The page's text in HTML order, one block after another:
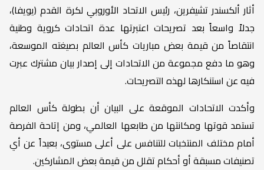
أثار ألكسندر تشيفرين، رئيس الاتحاد الأوروبي لكرة القدم (يويفا)،
جدلاً واسعاً بعد تصريحات اعتبرتها عدة اتحادات كروية وطنية
انتقاصاً من قيمة بعض مباريات كأس العالم بصيغته الموسعة،
وهو ما دفع مجموعة من الاتحادات إلى إصدار بيان مشترك عبرت
فيه عن استنكارها لهذه التصريحات.
وأكدت الاتحادات الموقعة على البيان أن بطولة كأس العالم
تستمد قوتها ومكانتها من طابعها العالمي، ومن إتاحة الفرصة
أمام مختلف المنتخبات للتنافس على أعلى مستوى، بعيداً عن أي
تصنيفات مسبقة أو أحكام تقلل من قيمة بعض المشاركين.